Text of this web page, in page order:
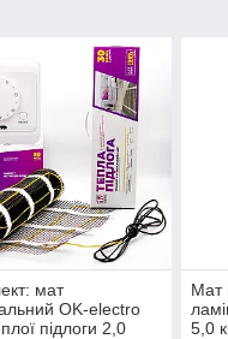
мат
OK-electro
підлоги 2,0
Мат
5,0